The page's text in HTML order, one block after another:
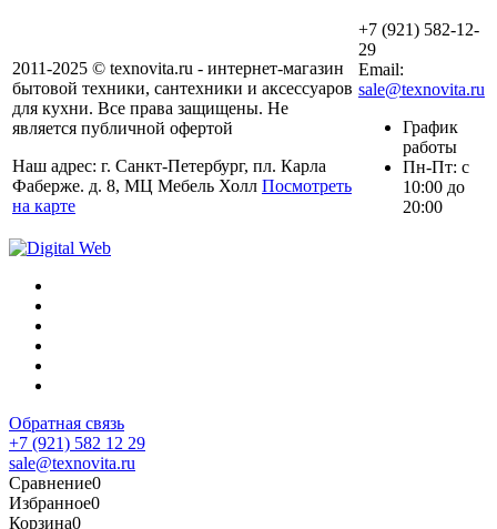
2011-2025 © texnovita.ru - интернет-магазин
бытовой техники, сантехники и аксессуаров
для кухни. Все права защищены. Не
является публичной офертой
Наш адрес: г. Санкт-Петербург, пл. Карла
Фаберже. д. 8, МЦ Мебель Холл Посмотреть
на карте
+7 (921) 582-12-
29
Email:
sale@texnovita.ru
График
работы
Пн-Пт: с
10:00 до
20:00
Обратная связь
+7 (921) 582 12 29
sale@texnovita.ru
Сравнение0
Избранное0
Корзина0